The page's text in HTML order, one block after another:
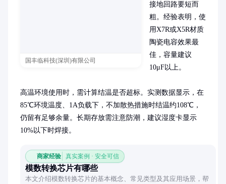
国丰临科技(深圳)有限公司
接地回路要短而
粗。经验表明，使
用X7R或X5R材质
陶瓷电容效果最
佳，容量建议
10μF以上。
高温环境使用时，需计算结温是否超标。实测数据显示，在
85℃环境温度、1A负载下，不加散热措施时结温约108℃，
仍留有足够余量。长期存放需注意防潮，建议湿度卡显示
10%以下时焊接。
商家经验 真实案例 · 安全可信
模数转换芯片有哪些
本文介绍模数转换芯片的基本概念、常见类型及其应用场景，帮